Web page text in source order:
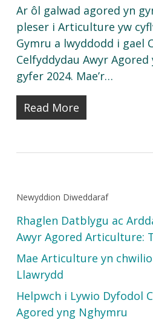
Ar ôl galwad agored yn
pleser i Articulture yw
Gymru a lwyddodd i gael
Celfyddydau Awyr
gyfer 2024. Mae’r…
Read More
Newyddion Diweddaraf
Rhaglen Datblygu ac
Awyr Agored Articulture:
Mae Articulture yn
Llawrydd
Helpwch i Lywio Dyfodol
Agored yng Nghymru